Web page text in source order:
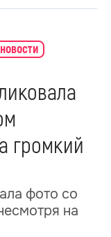
новости
громкий
фото со
на